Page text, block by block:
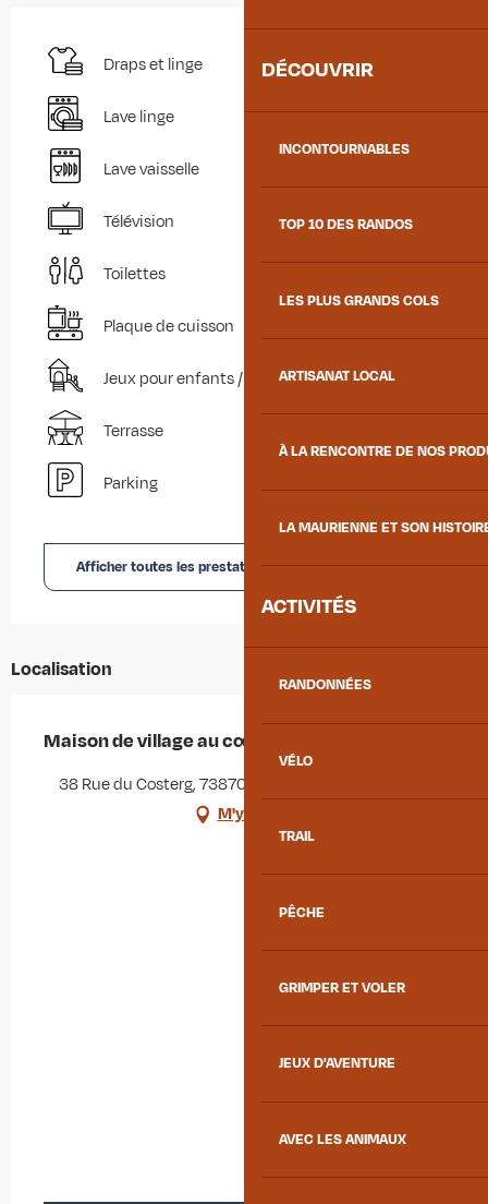
DÉCOUVRIR
INCONTOURNABLES
TOP 10 DES RANDOS
LES PLUS GRANDS COLS
ARTISANAT LOCAL
À LA RENCONTRE DE NOS
LA MAURIENNE ET SON
ACTIVITÉS
RANDONNÉES
VÉLO
TRAIL
PÊCHE
GRIMPER ET VOLER
JEUX D'AVENTURE
AVEC LES ANIMAUX
Draps et linge
Lave linge
Lave vaisselle
Télévision
Toilettes
Plaque de cuisson
Jeux pour enfants / Espace jeux
Terrasse
Parking
Afficher toutes les prestations
Localisation
Maison de village au cœur des montagnes
38 Rue du Costerg, 73870 Saint-Julien-Mont-Denis
M'y rendre